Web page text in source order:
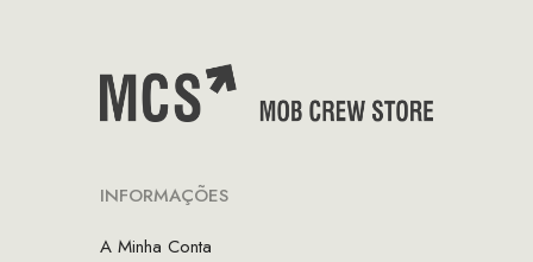
INFORMAÇÕES
A Minha Conta